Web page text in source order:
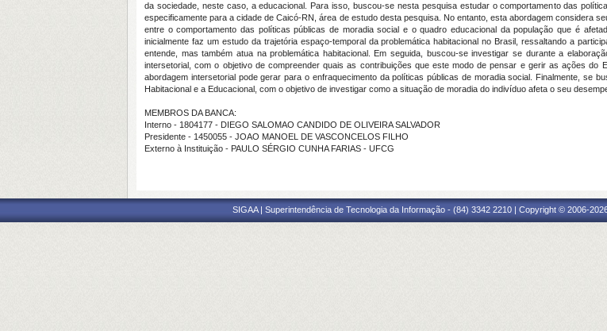
da sociedade, neste caso, a educacional. Para isso, buscou-se nesta pesquisa estudar o comportamento das
especificamente para a cidade de Caicó-RN, área de estudo desta pesquisa. No entanto, esta abordagem considera
entre o comportamento das políticas públicas de moradia social e o quadro educacional da população que é
inicialmente faz um estudo da trajetória espaço-temporal da problemática habitacional no Brasil, ressaltando a
entende, mas também atua na problemática habitacional. Em seguida, buscou-se investigar se durante a
intersetorial, com o objetivo de compreender quais as contribuições que este modo de pensar e gerir as ações
abordagem intersetorial pode gerar para o enfraquecimento da políticas públicas de moradia social. Finalmente, se
Habitacional e a Educacional, com o objetivo de investigar como a situação de moradia do indivíduo afeta o seu
MEMBROS DA BANCA:
Interno - 1804177 - DIEGO SALOMAO CANDIDO DE OLIVEIRA SALVADOR
Presidente - 1450055 - JOAO MANOEL DE VASCONCELOS FILHO
Externo à Instituição - PAULO SÉRGIO CUNHA FARIAS - UFCG
SIGAA | Superintendência de Tecnologia da Informação - (84) 3342 2210 | Copyright © 2006-